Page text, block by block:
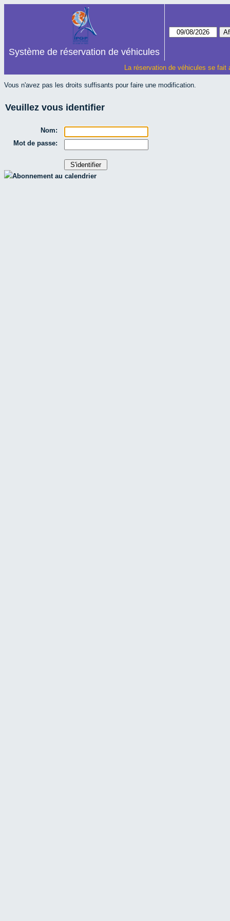
Système de réservation de véhicules
La réservation de véhicules se
Vous n'avez pas les droits suffisants pour faire une modification.
Veuillez vous identifier
Nom:
Mot de passe:
Abonnement au calendrier